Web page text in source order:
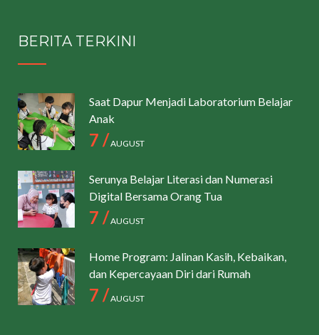
BERITA TERKINI
Saat Dapur Menjadi Laboratorium Belajar
Anak
7 /AUGUST
Serunya Belajar Literasi dan Numerasi
Digital Bersama Orang Tua
7 /AUGUST
Home Program: Jalinan Kasih, Kebaikan,
dan Kepercayaan Diri dari Rumah
7 /AUGUST